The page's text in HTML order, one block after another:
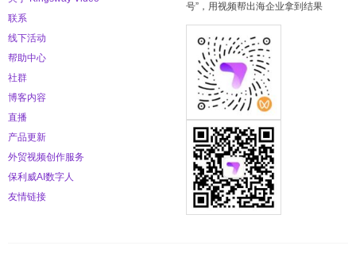
联系
线下活动
帮助中心
社群
博客内容
直播
产品更新
外贸视频创作服务
保利威AI数字人
友情链接
号”，用视频帮出海企业拿到结果